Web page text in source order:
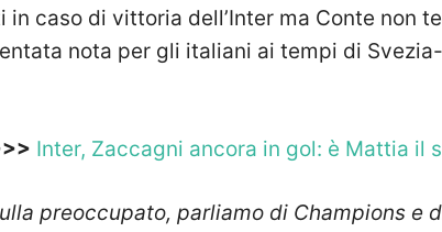
caso di vittoria dell’Inter ma Conte non
nota per gli italiani ai tempi di
Inter, Zaccagni ancora in gol: è Mattia il
preoccupato, parliamo di Champions e